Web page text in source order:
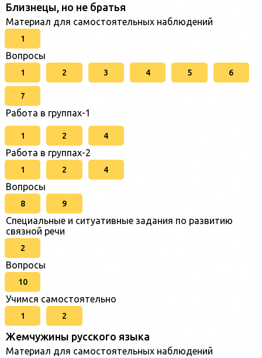
Близнецы, но не братья
Материал для самостоятельных наблюдений
1
Вопросы
1 2 3 4 5 6
7
Работа в группах-1
1 2 4
Работа в группах-2
1 2 4
Вопросы
8 9
Специальные и ситуативные задания по развитию
связной речи
2
Вопросы
10
Учимся самостоятельно
1 2
Жемчужины русского языка
Материал для самостоятельных наблюдений